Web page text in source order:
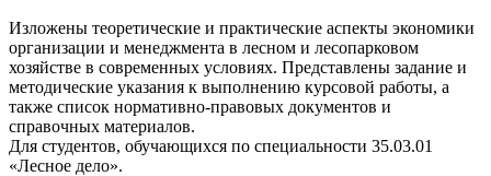
Изложены теоретические и практические аспекты экономики
организации и менеджмента в лесном и лесопарковом
хозяйстве в современных условиях. Представлены задание и
методические указания к выполнению курсовой работы, а
также список нормативно-правовых документов и
справочных материалов.
Для студентов, обучающихся по специальности 35.03.01
«Лесное дело».